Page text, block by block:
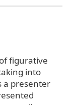
figurative
into
a presenter